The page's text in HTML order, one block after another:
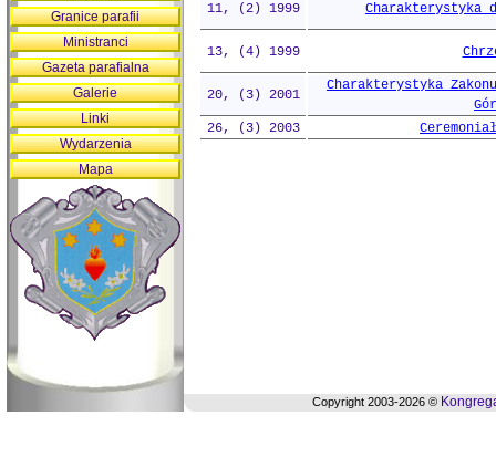
11, (2) 1999
13, (4) 1999
20, (3) 2001
Charakterystyka
26, (3) 2003
Granice parafii
Ministranci
Gazeta parafialna
Galerie
Linki
Wydarzenia
Mapa
Copyright 2003-2026 ©